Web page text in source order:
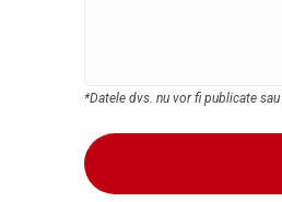
*Datele dvs. nu vor fi publicate